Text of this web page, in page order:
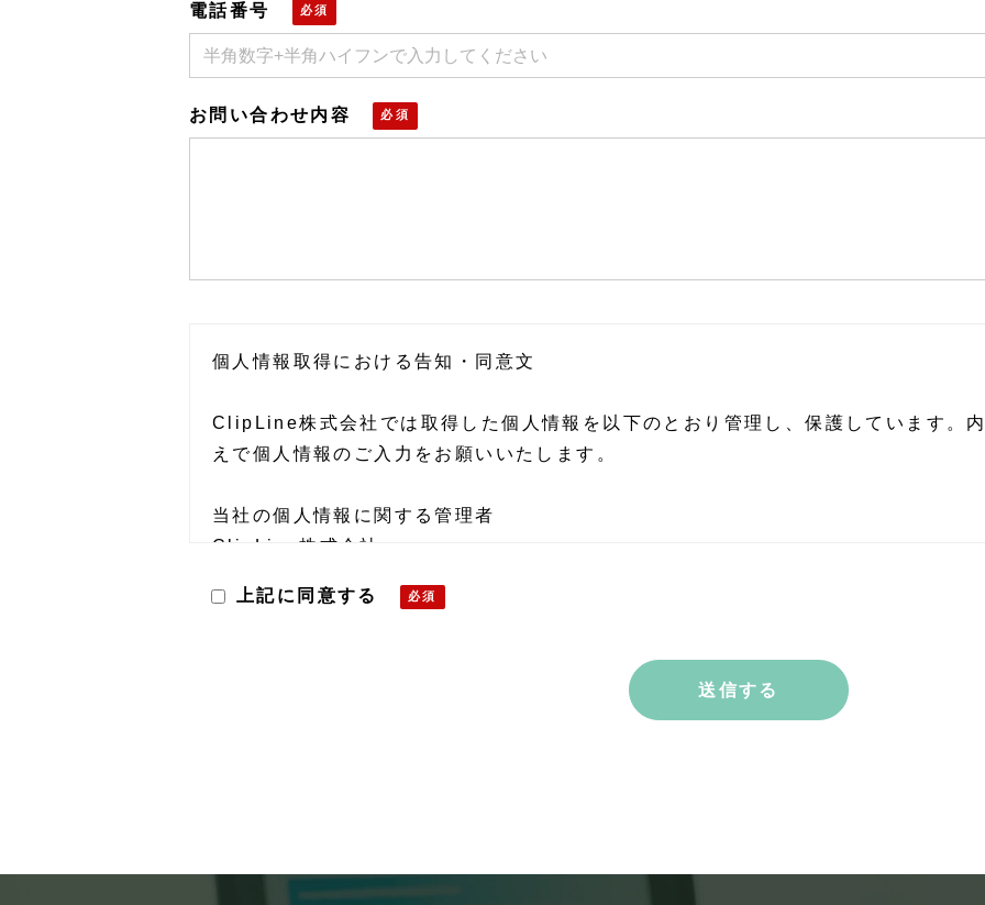
電話番号
お問い合わせ内容
個人情報取得における告知・同意文
ClipLine株式会社では取得した個人情報を以下のとおり管理し、保護しています。
えで個人情報のご入力をお願いいたします。
当社の個人情報に関する管理者
ClipLine株式会社
〒101-0035 東京都千代田区神田紺屋町15 グランファースト神田紺屋町5階
頂いた個人情報は第三者への提供は致しません。
上記に同意する